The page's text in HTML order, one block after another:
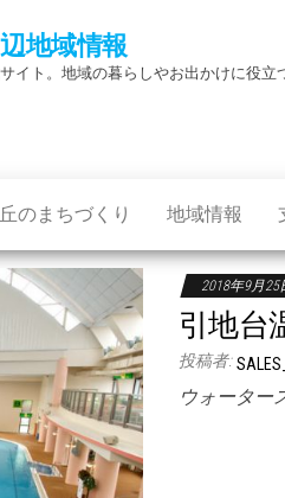
地域情報
イト。地域の暮らしやお出かけに役立
のまちづくり 地域情報
2018年9月25
引地台
投稿者:
ウォーター